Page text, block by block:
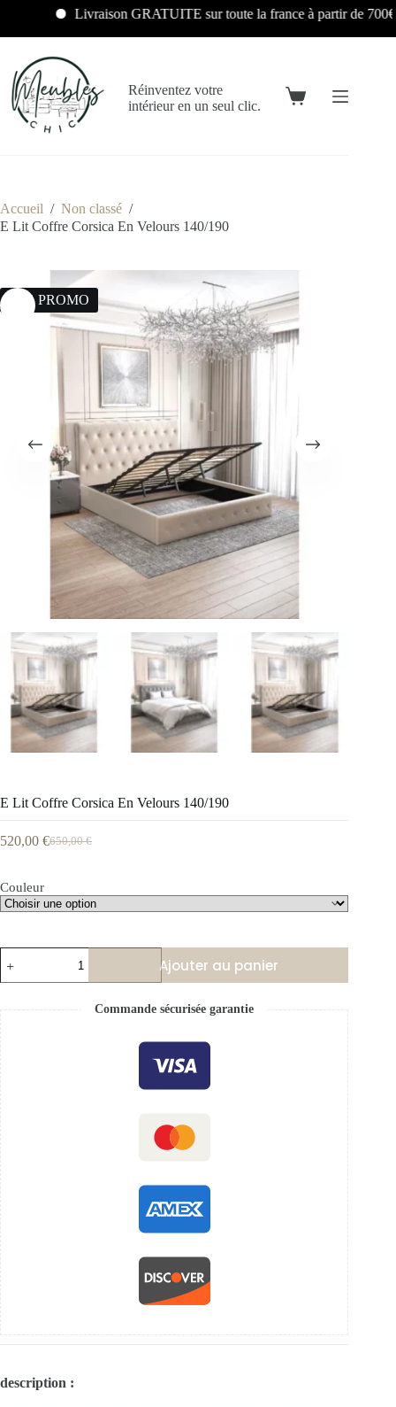
Livraison GRATUITE sur toute la france à partir de 700€
Réinventez votre
intérieur en un seul clic.
Accueil / Non classé /
E Lit Coffre Corsica En Velours 140/190
20% PROMO
E Lit Coffre Corsica En Velours 140/190
650,00€
520,00 €
Couleur
Ajouter au panier
Commande sécurisée garantie
description :